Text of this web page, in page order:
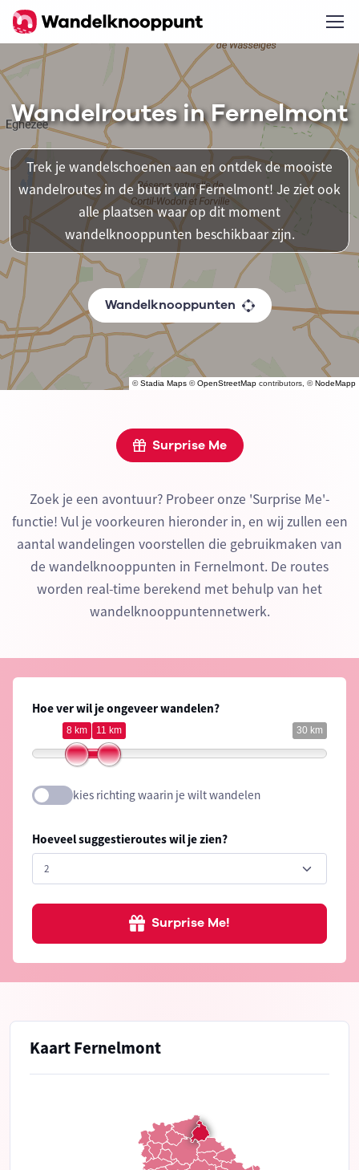
©Stadia Maps ©OpenStreetMap contributors, ©NodeMapp
Wandelroutes in Fernelmont
Trek je wandelschoenen aan en ontdek de mooiste
wandelroutes in de buurt van Fernelmont! Je ziet ook
alle plaatsen waar op dit moment
wandelknooppunten beschikbaar zijn.
Wandelknooppunten
Surprise Me
Zoek je een avontuur? Probeer onze 'Surprise Me'-
functie! Vul je voorkeuren hieronder in, en wij zullen een
aantal wandelingen voorstellen die gebruikmaken van
de wandelknooppunten in Fernelmont. De routes
worden real-time berekend met behulp van het
wandelknooppuntennetwerk.
Hoe ver wil je ongeveer wandelen?
30 km
8 km 11 km
kies richting waarin je wilt wandelen
Hoeveel suggestieroutes wil je zien?
Surprise Me!
Kaart Fernelmont